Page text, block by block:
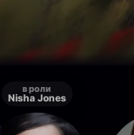
в роли
Nisha Jones